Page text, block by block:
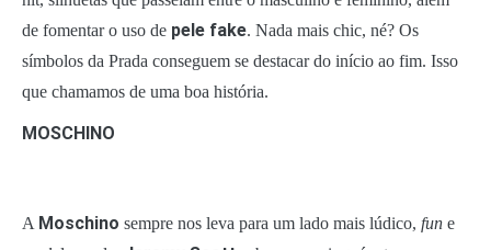
de fomentar o uso de pele fake. Nada mais chic, né? Os
símbolos da Prada conseguem se destacar do início ao fim. Isso
que chamamos de uma boa história.
MOSCHINO
A Moschino sempre nos leva para um lado mais lúdico, fun e